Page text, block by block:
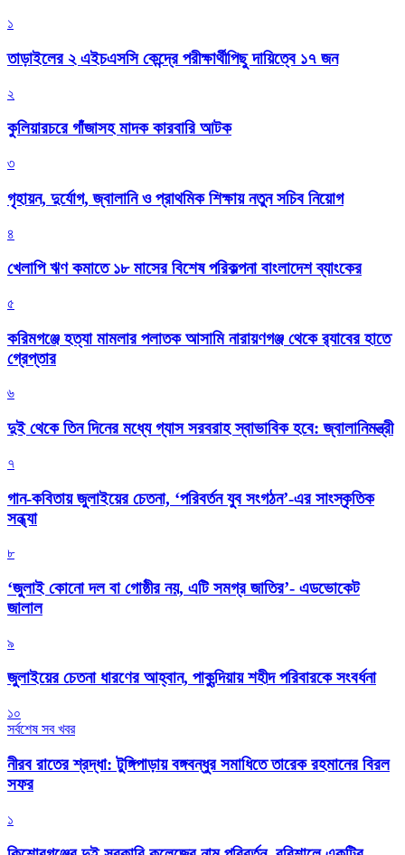
১
তাড়াইলের ২ এইচএসসি কেন্দ্রে পরীক্ষার্থীপিছু দায়িত্বে ১৭ জন
২
কুলিয়ারচরে গাঁজাসহ মাদক কারবারি আটক
৩
গৃহায়ন, দুর্যোগ, জ্বালানি ও প্রাথমিক শিক্ষায় নতুন সচিব নিয়োগ
৪
খেলাপি ঋণ কমাতে ১৮ মাসের বিশেষ পরিকল্পনা বাংলাদেশ ব্যাংকের
৫
করিমগঞ্জে হত্যা মামলার পলাতক আসামি নারায়ণগঞ্জ থেকে র‌্যাবের হাতে
গ্রেপ্তার
৬
দুই থেকে তিন দিনের মধ্যে গ্যাস সরবরাহ স্বাভাবিক হবে: জ্বালানিমন্ত্রী
৭
গান-কবিতায় জুলাইয়ের চেতনা, ‘পরিবর্তন যুব সংগঠন’-এর সাংস্কৃতিক
সন্ধ্যা
৮
‘জুলাই কোনো দল বা গোষ্ঠীর নয়, এটি সমগ্র জাতির’- এডভোকেট
জালাল
৯
জুলাইয়ের চেতনা ধারণের আহ্বান, পাকুন্দিয়ায় শহীদ পরিবারকে সংবর্ধনা
১০
সর্বশেষ সব খবর
নীরব রাতের শ্রদ্ধা: টুঙ্গিপাড়ায় বঙ্গবন্ধুর সমাধিতে তারেক রহমানের বিরল
সফর
১